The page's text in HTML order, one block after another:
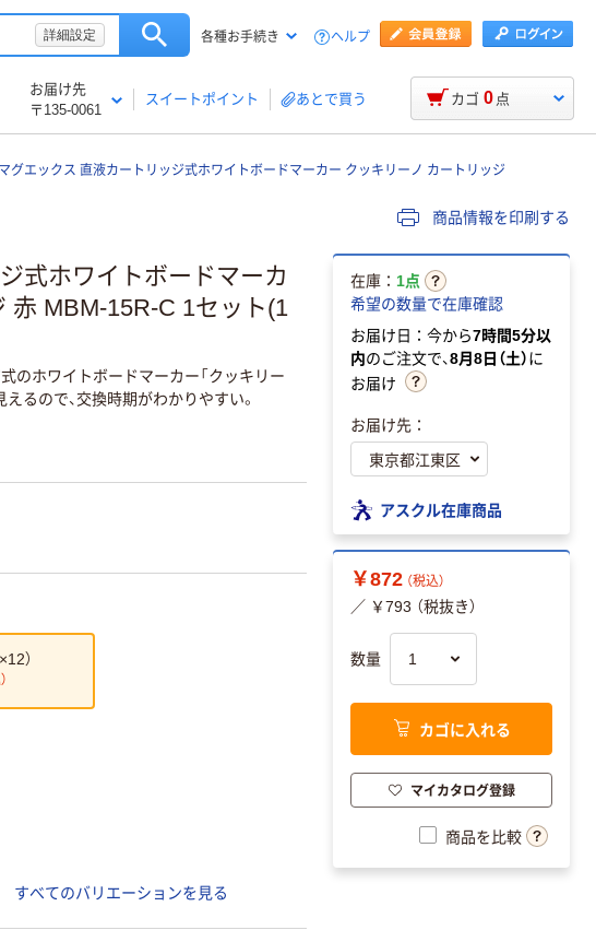
詳細設定 各種お手続き ヘルプ
お届け先
〒135-0061
スイートポイント あとで買う カゴ 0 点
マグエックス 直液カートリッジ式ホワイトボードマーカー クッキリーノ カートリッジ
商品情報を印刷する
式ホワイトボードマーカ
赤 MBM-15R-C 1セット(1
のホワイトボードマーカー「クッキリー
るので、交換時期がわかりやすい。
）
すべてのバリエーションを見る
在庫： 1点
希望の数量で在庫確認
お届け日：今から7時間5分以
内のご注文で、8月8日（土）に
お届け
お届け先：
アスクル在庫商品
￥872 （税込）
／ ￥793 （税抜き）
数量
カゴに入れる
マイカタログ登録
商品を比較